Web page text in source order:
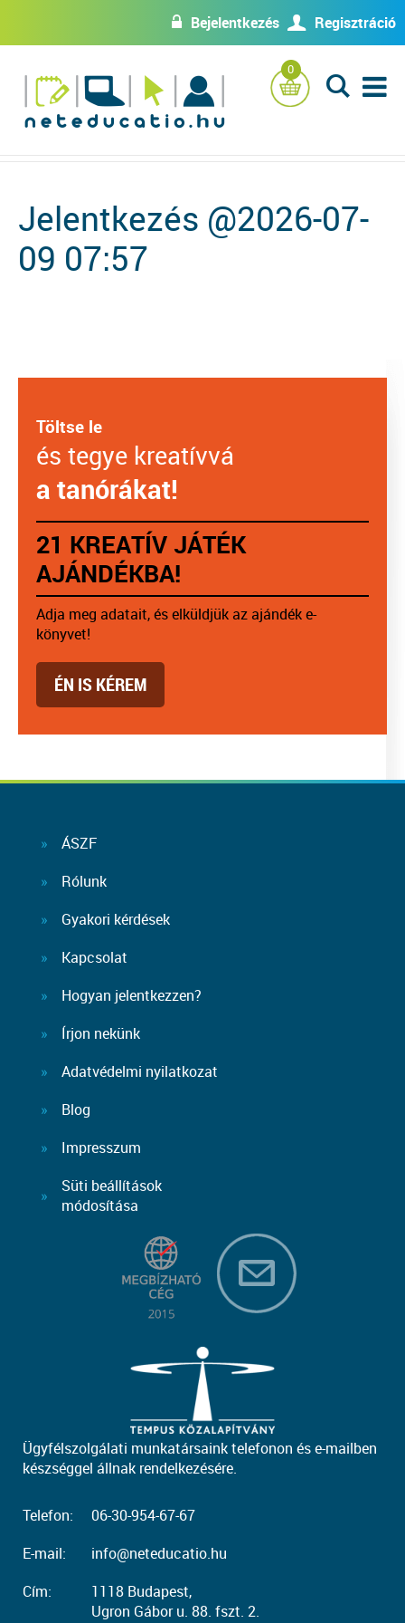
w Bejelentkezés U Regisztráció
0
L
Jelentkezés @2026-07-
09 07:57
Töltse le
és tegye kreatívvá
a tanórákat!
21 KREATÍV JÁTÉK
AJÁNDÉKBA!
Adja meg adatait, és elküldjük az ajándék e-
könyvet!
ÉN IS KÉREM
ÁSZF
Rólunk
Gyakori kérdések
Kapcsolat
Hogyan jelentkezzen?
Írjon nekünk
Adatvédelmi nyilatkozat
Blog
Impresszum
Süti beállítások
módosítása
Ügyfélszolgálati munkatársaink telefonon és e-mailben
készséggel állnak rendelkezésére.
Telefon:
06-30-954-67-67
E-mail:
info@neteducatio.hu
Cím:
1118 Budapest,
Ugron Gábor u. 88. fszt. 2.